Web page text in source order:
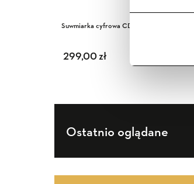
Suwmiarka cyfrowa CDJ PRO 150 mm
299,00zł
Ostatnio oglądane